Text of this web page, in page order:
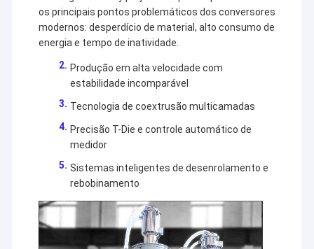
Casa
Produtos
Excursão da fábrica
os principais pontos problemáticos dos conversores
modernos: desperdício de material, alto consumo de
energia e tempo de inatividade.
Produção em alta velocidade com
estabilidade incomparável
Tecnologia de coextrusão multicamadas
Precisão T-Die e controle automático de
medidor
Sistemas inteligentes de desenrolamento e
rebobinamento
A Jiangsu Laiyi Packing Machinery Co., Ltd foi fundada em
2007 e mudou-se para o distrito de Jintan em 2015. The
new factory with enlarged scale and advanced
technology has improved its brand influence and become
the industry leader in the forefront of China with
increasing market share in China's extrusion lamination